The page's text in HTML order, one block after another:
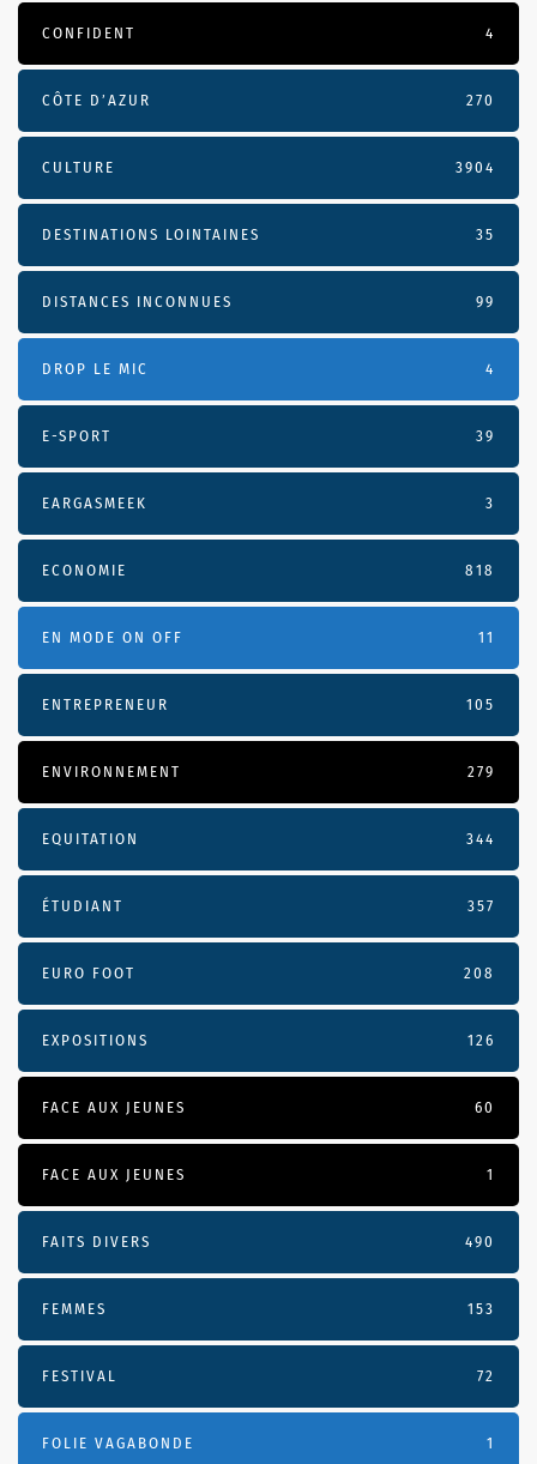
CONFIDENT 4
CÔTE D’AZUR 270
CULTURE 3904
DESTINATIONS LOINTAINES 35
DISTANCES INCONNUES 99
DROP LE MIC 4
E-SPORT 39
EARGASMEEK 3
ECONOMIE 818
EN MODE ON OFF 11
ENTREPRENEUR 105
ENVIRONNEMENT 279
EQUITATION 344
ÉTUDIANT 357
EURO FOOT 208
EXPOSITIONS 126
FACE AUX JEUNES 60
FACE AUX JEUNES 1
FAITS DIVERS 490
FEMMES 153
FESTIVAL 72
FOLIE VAGABONDE 1